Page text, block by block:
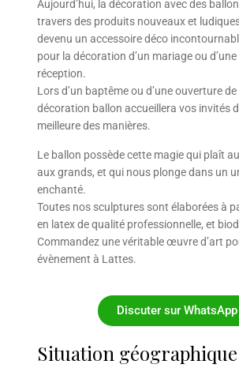
Aujourd’hui, la décoration avec des
travers des produits nouveaux et
devenu un accessoire déco
pour la décoration d’un mariage ou d’une
réception.
Lors d’un baptême ou d’une ouverture
décoration ballon accueillera vos invités
meilleure des manières.
Le ballon possède cette magie qui plaît
aux grands, et qui nous plonge dans un
enchanté.
Toutes nos sculptures sont élaborées à
en latex de qualité professionnelle, et
Commandez une véritable œuvre d’art
évènement à Lattes.
Discuter sur WhatsApp
Situation